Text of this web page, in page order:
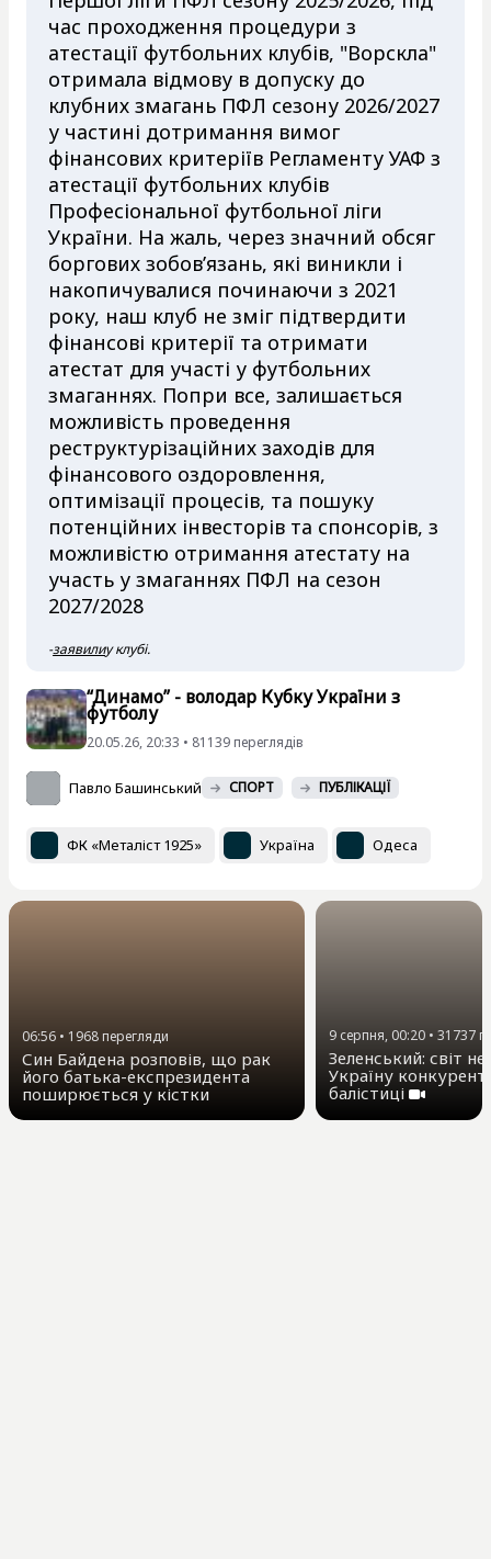
час проходження процедури з
атестації футбольних клубів, "Ворскла"
отримала відмову в допуску до
клубних змагань ПФЛ сезону 2026/2027
у частині дотримання вимог
фінансових критеріїв Регламенту УАФ з
атестації футбольних клубів
Професіональної футбольної ліги
України. На жаль, через значний обсяг
боргових зобов’язань, які виникли і
накопичувалися починаючи з 2021
року, наш клуб не зміг підтвердити
фінансові критерії та отримати
атестат для участі у футбольних
змаганнях. Попри все, залишається
можливість проведення
реструктурізаційних заходів для
фінансового оздоровлення,
оптимізації процесів, та пошуку
потенційних інвесторів та спонсорів, з
можливістю отримання атестату на
участь у змаганнях ПФЛ на сезон
2027/2028
-заявилиу клубі.
“Динамо” - володар Кубку України з
футболу
20.05.26, 20:33 • 81139 переглядiв
Павло Башинський СПОРТ ПУБЛІКАЦІЇ
ФК «Металіст 1925» Україна Одеса
06:56 • 1968перегляди
Син Байдена розповів, що рак
його батька-експрезидента
поширюється у кістки
9 серпня, 00:20 • 31737
Зеленський: світ
Україну
балістиці